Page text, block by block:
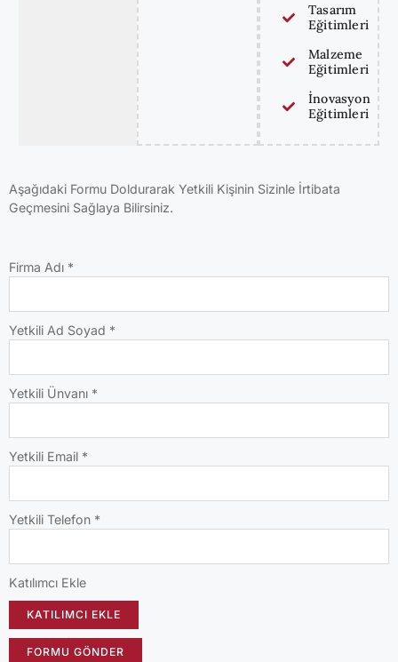
Tasarım
Eğitimleri
Malzeme
Eğitimleri
İnovasyon
Eğitimleri
Aşağıdaki Formu Doldurarak Yetkili Kişinin Sizinle İrtibata
Geçmesini Sağlaya Bilirsiniz.
Firma Adı *
Yetkili Ad Soyad *
Yetkili Ünvanı *
Yetkili Email *
Yetkili Telefon *
Katılımcı Ekle
KATILIMCI EKLE
FORMU GÖNDER